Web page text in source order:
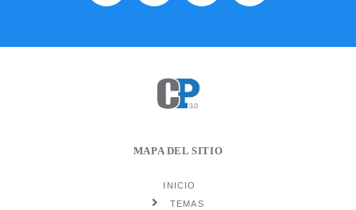
MAPA DEL SITIO
INICIO
TEMAS